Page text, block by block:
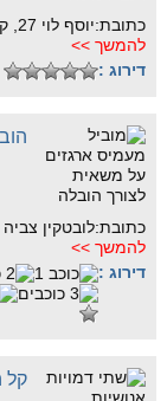
כתובת:יוסף לוי 27, קריית ביאליק
להמשך >>
דירוג :
כתובת:לובטקין צביה 34, תל אביב
להמשך >>
דירוג :
קל